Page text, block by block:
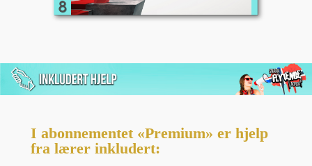
I abonnementet «Premium» er hjelp
fra lærer inkludert: